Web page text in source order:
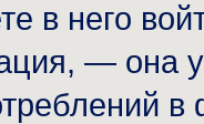
в него
— она